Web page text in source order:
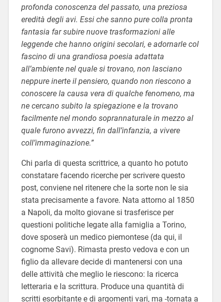
profonda conoscenza del passato, una preziosa
eredità degli avi. Essi che sanno pure colla pronta
fantasia far subire nuove trasformazioni alle
leggende che hanno origini secolari, e adornarle col
fascino di una grandiosa poesia adattata
all’ambiente nel quale si trovano, non lasciano
neppure inerte il pensiero, quando non riescono a
conoscere la causa vera di qualche fenomeno, ma
ne cercano subito la spiegazione e la trovano
facilmente nel mondo soprannaturale in mezzo al
quale furono avvezzi, fin dall’infanzia, a vivere
coll’immaginazione.”
Chi parla di questa scrittrice, a quanto ho potuto
constatare facendo ricerche per scrivere questo
post, conviene nel ritenere che la sorte non le sia
stata precisamente a favore. Nata attorno al 1850
a Napoli, da molto giovane si trasferisce per
questioni politiche legate alla famiglia a Torino,
dove sposerà un medico piemontese (da qui, il
cognome Savi). Rimasta presto vedova e con un
figlio da allevare decide di mantenersi con una
delle attività che meglio le riescono: la ricerca
letteraria e la scrittura. Produce una quantità di
scritti esorbitante e di argomenti vari, ma -tornata a